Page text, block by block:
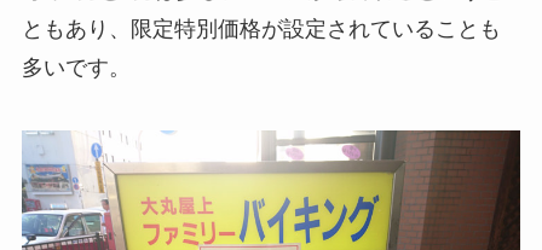
ともあり、限定特別価格が設定されていることも
多いです。